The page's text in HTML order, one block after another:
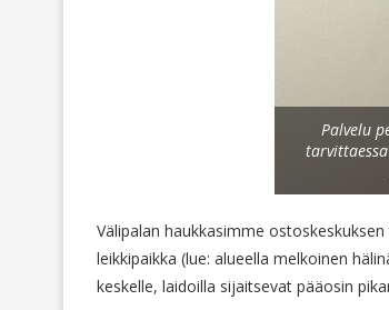
Palvelu
Välipalan haukkasimme
leikkipaikka (lue: alueella melkoinen
keskelle, laidoilla sijaitsevat pääosin